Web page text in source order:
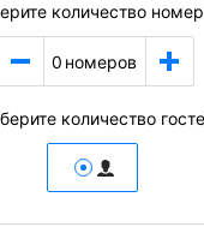
количество
0 номеров
количество